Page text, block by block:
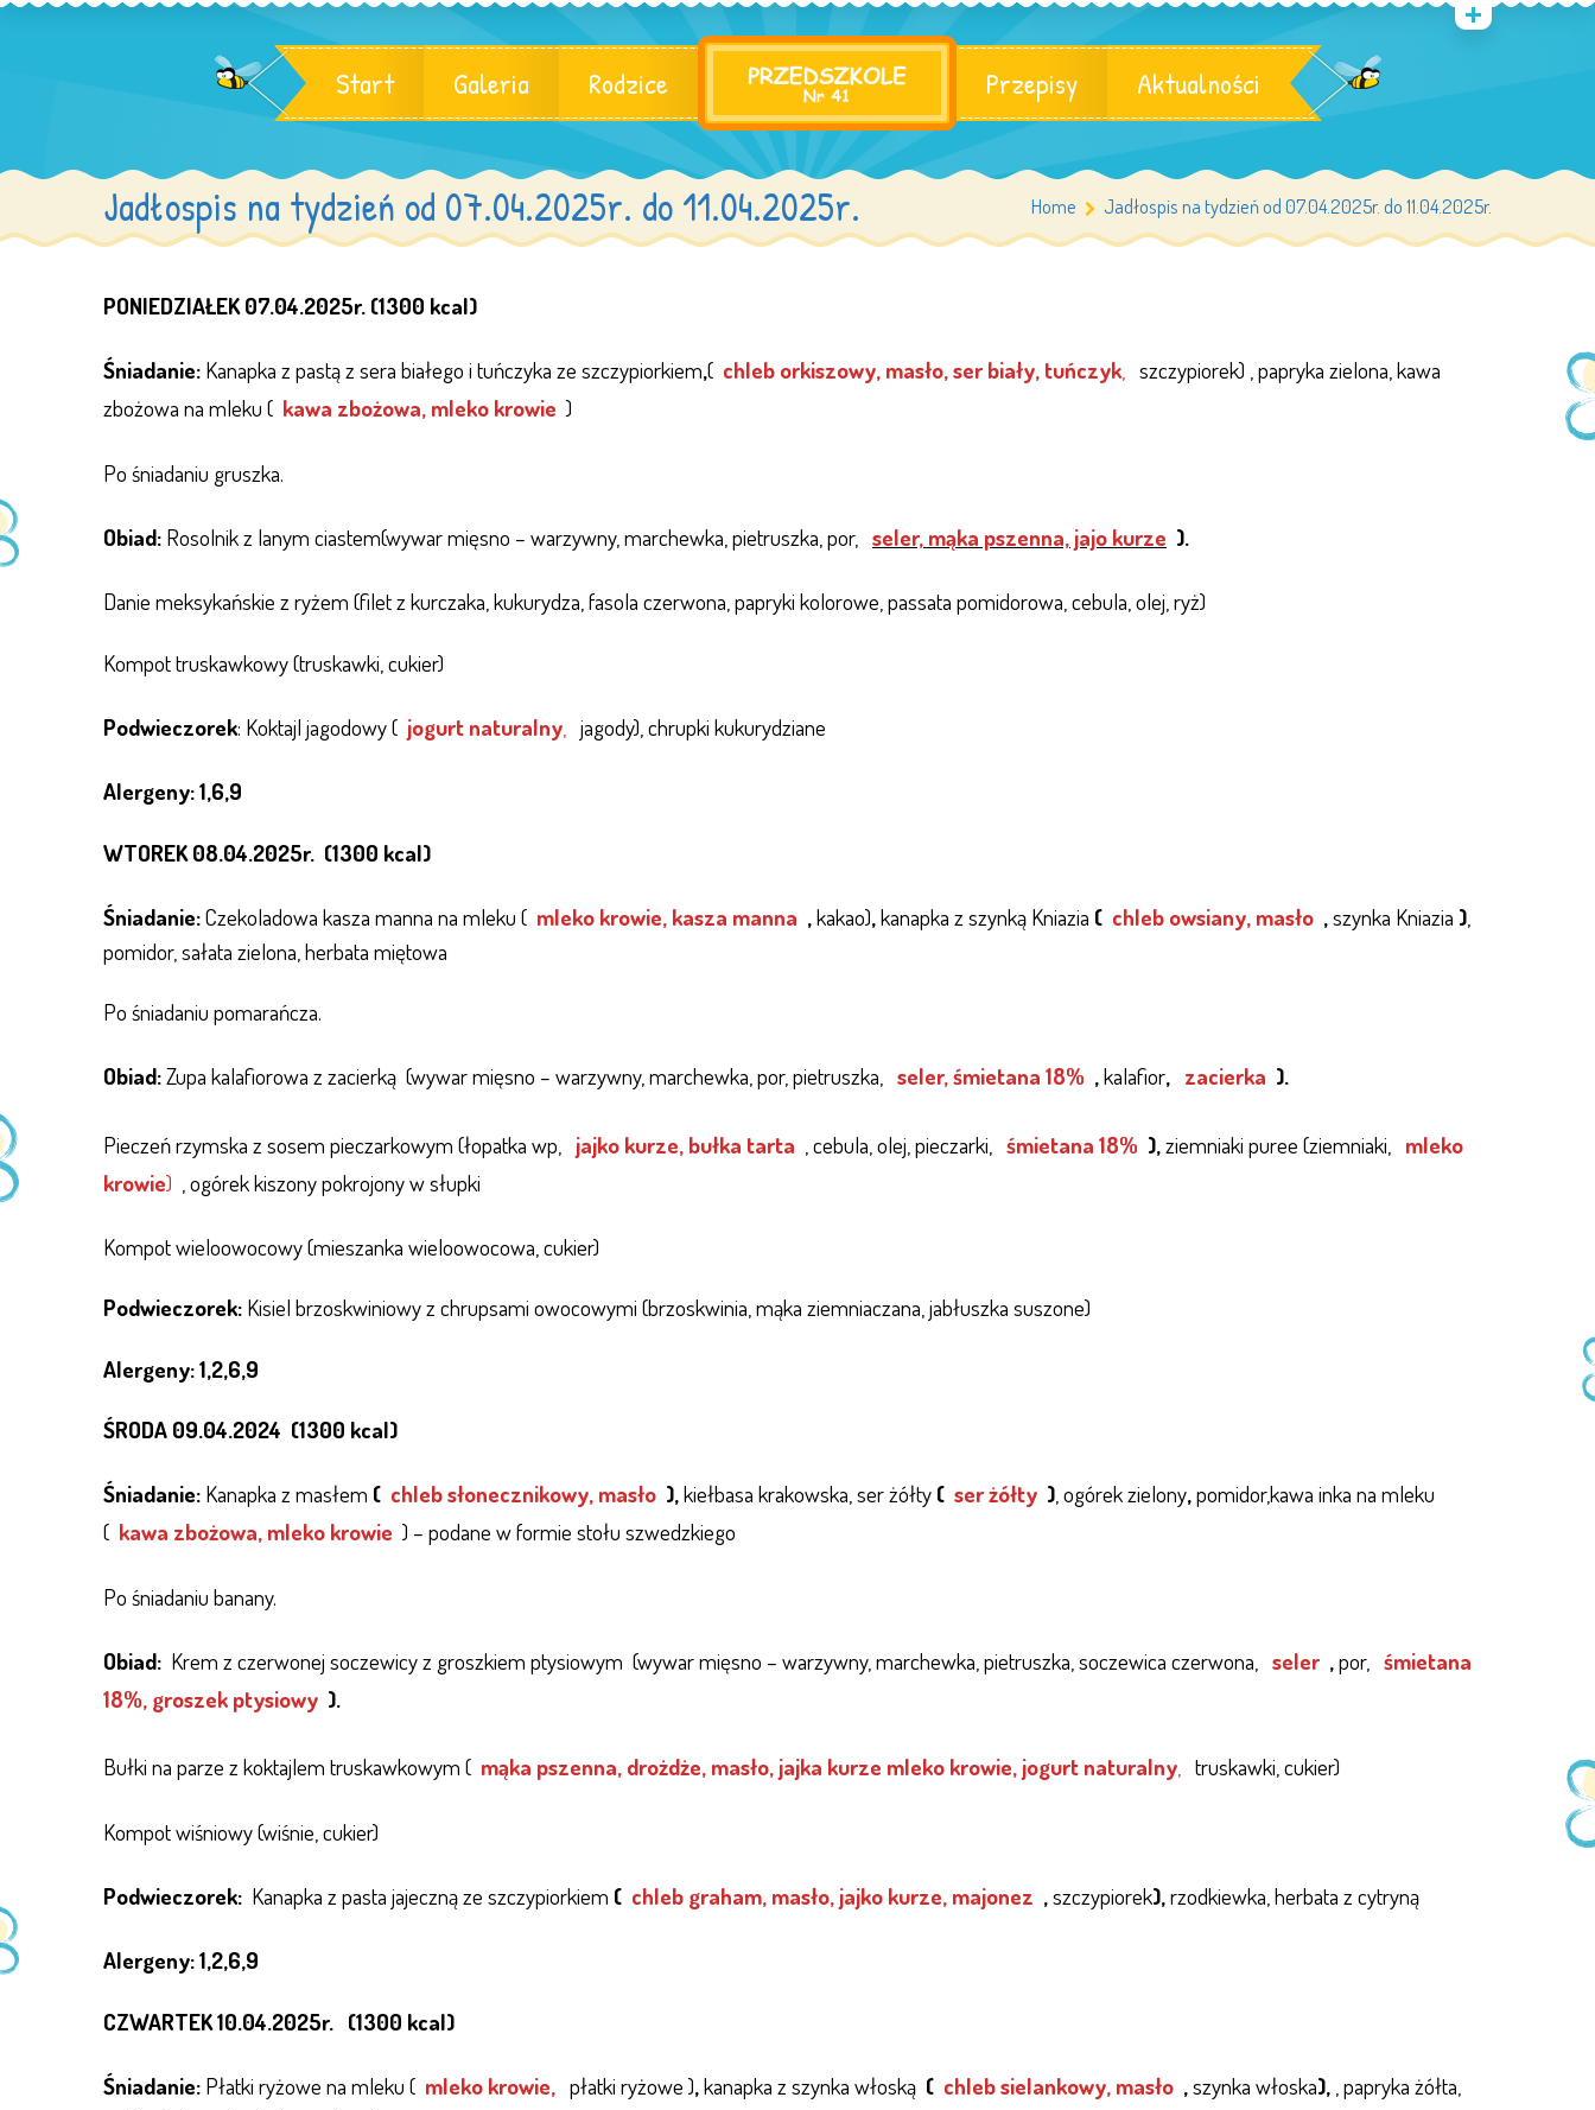
Start Galeria Rodzice Przepisy Aktualności
Jadłospis na tydzień od 07.04.2025r. do 11.04.2025r. Home Jadłospis na tydzień od 07.04.2025r. do 11.04.2025r.
PONIEDZIAŁEK 07.04.2025r. (1300 kcal)
Śniadanie: Kanapka z pastą z sera białego i tuńczyka ze szczypiorkiem,( chleb orkiszowy, masło, ser biały, tuńczyk, szczypiorek) , papryka zielona, kawa
zbożowa na mleku ( kawa zbożowa, mleko krowie )
Po śniadaniu gruszka.
Obiad: Rosolnik z lanym ciastem(wywar mięsno – warzywny, marchewka, pietruszka, por, seler, mąka pszenna, jajo kurze ).
Danie meksykańskie z ryżem (filet z kurczaka, kukurydza, fasola czerwona, papryki kolorowe, passata pomidorowa, cebula, olej, ryż)
Kompot truskawkowy (truskawki, cukier)
Podwieczorek: Koktajl jagodowy ( jogurt naturalny jagody), chrupki kukurydziane
Alergeny: 1,6,9
WTOREK 08.04.2025r. (1300 kcal)
Śniadanie:Czekoladowa kasza manna na mleku ( mleko krowie, kasza manna ,kakao),kanapka z szynką Kniazia ( chleb owsiany, masło ,szynka Kniazia )
pomidor, sałata zielona, herbata miętowa
Po śniadaniu pomarańcza.
Obiad:Zupa kalafiorowa z zacierką (wywar mięsno – warzywny, marchewka, por, pietruszka, seler,śmietana 18% ,kalafior, zacierka ).
Pieczeń rzymska z sosem pieczarkowym (łopatka wp, jajko kurze, bułka tarta , cebula, olej, pieczarki, śmietana 18% ),ziemniaki puree (ziemniaki,
mleko
krowie) , ogórek kiszony pokrojony w słupki
Kompot wieloowocowy (mieszanka wieloowocowa, cukier)
Podwieczorek: Kisiel brzoskwiniowy z chrupsami owocowymi (brzoskwinia, mąka ziemniaczana, jabłuszka suszone)
Alergeny: 1,2,6,9
ŚRODA 09.04.2024 (1300 kcal)
Śniadanie: Kanapka z masłem ( chleb słonecznikowy, masło ),kiełbasa krakowska, ser żółty ( ser żółty ), ogórek zielony,pomidor,kawa inka na mleku
( kawa zbożowa, mleko krowie ) – podane w formie stołu szwedzkiego
Po śniadaniu banany.
Obiad: Krem z czerwonej soczewicy z groszkiem ptysiowym (wywar mięsno – warzywny, marchewka, pietruszka, soczewica czerwona, seler ,por, śmietana
18%, groszek ptysiowy ).
Bułki na parze z koktajlem truskawkowym ( mąka pszenna, drożdże, masło, jajka kurze mleko krowie, jogurt naturalny, truskawki, cukier)
Kompot wiśniowy (wiśnie, cukier)
Podwieczorek: Kanapka z pasta jajeczną ze szczypiorkiem ( chleb graham, masło, jajko kurze, majonez ,szczypiorek),rzodkiewka, herbata z cytryną
Alergeny: 1,2,6,9
CZWARTEK 10.04.2025r. (1300 kcal)
Śniadanie: Płatki ryżowe na mleku ( mleko krowie, płatki ryżowe ),kanapka z szynka włoską ( chleb sielankowy, masło ,szynka włoska), , papryka żółta,